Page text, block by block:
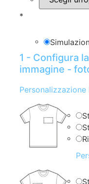
*
1 - Configura
immagine -